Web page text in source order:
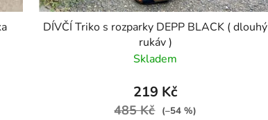
DÍVČÍ Triko s rozparky DEPP BLACK ( dlouhý
rukáv )
Skladem
219 Kč
485 Kč (–54 %)